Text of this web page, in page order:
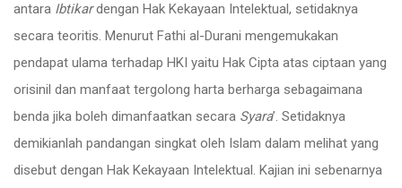
antara Ibtikardengan Hak Kekayaan Intelektual, setidaknya
secara teoritis. Menurut Fathi al-Durani mengemukakan
pendapat ulama terhadap HKI yaitu Hak Cipta atas ciptaan yang
orisinil dan manfaat tergolong harta berharga sebagaimana
benda jika boleh dimanfaatkan secara Syara’. Setidaknya
demikianlah pandangan singkat oleh Islam dalam melihat yang
disebut dengan Hak Kekayaan Intelektual. Kajian ini sebenarnya